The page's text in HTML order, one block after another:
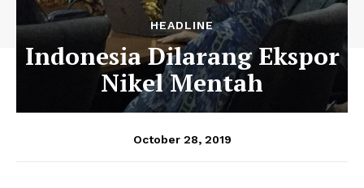
HEADLINE
Indonesia Dilarang Ekspor
Nikel Mentah
October 28, 2019